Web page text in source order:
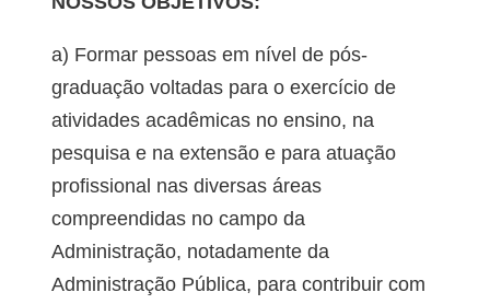
a) Formar pessoas em nível de pós-
graduação voltadas para o exercício de
atividades acadêmicas no ensino, na
pesquisa e na extensão e para atuação
profissional nas diversas áreas
compreendidas no campo da
Administração, notadamente da
Administração Pública, para contribuir com